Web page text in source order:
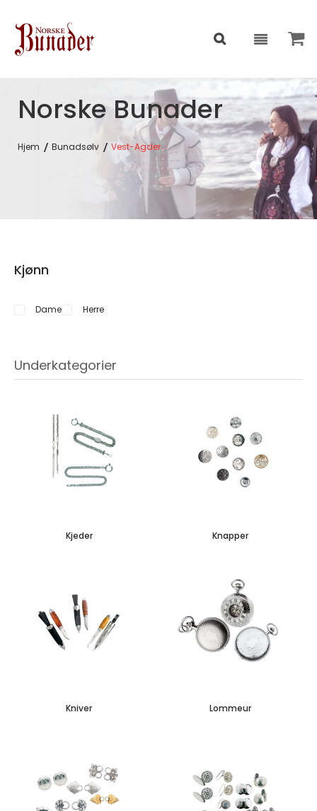
Norske Bunader
Hjem Bunadsølv Vest-Agder
Kjønn
Dame Herre
Underkategorier
Kjeder Knapper
Kniver Lommeur